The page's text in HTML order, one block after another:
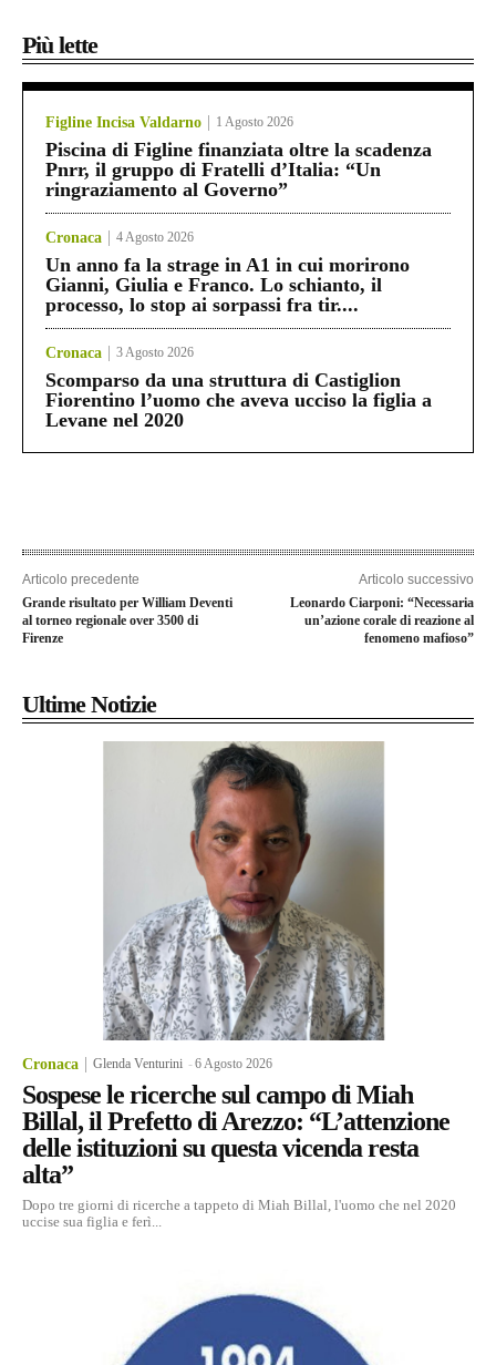
Più lette
Figline Incisa Valdarno 1 Agosto 2026
Piscina di Figline finanziata oltre la scadenza
Pnrr, il gruppo di Fratelli d’Italia: “Un
ringraziamento al Governo”
Cronaca 4 Agosto 2026
Un anno fa la strage in A1 in cui morirono
Gianni, Giulia e Franco. Lo schianto, il
processo, lo stop ai sorpassi fra tir....
Cronaca 3 Agosto 2026
Scomparso da una struttura di Castiglion
Fiorentino l’uomo che aveva ucciso la figlia a
Levane nel 2020
Articolo precedente
Grande risultato per William Deventi
al torneo regionale over 3500 di
Firenze
Articolo successivo
Leonardo Ciarponi: “Necessaria
un’azione corale di reazione al
fenomeno mafioso”
Ultime Notizie
Cronaca Glenda Venturini -6 Agosto 2026
Sospese le ricerche sul campo di Miah
Billal, il Prefetto di Arezzo: “L’attenzione
delle istituzioni su questa vicenda resta
alta”
Dopo tre giorni di ricerche a tappeto di Miah Billal, l'uomo che nel 2020
uccise sua figlia e ferì...